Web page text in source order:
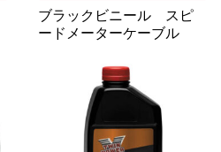
ブラックビニール スピ
ードメーターケーブル